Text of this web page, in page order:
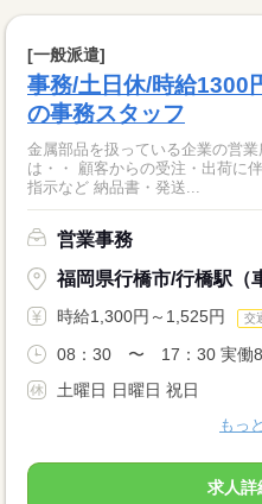
[一般派遣]
事務/土日休/時給1300
の事務スタッフ
金属部品を扱っている企業の営
は・・ 顧客からの受注・出荷に
指示など 納品書・発送...
営業事務
福岡県行橋市/行橋駅（
時給1,300円～1,525円 交
08：30 〜 17：30 実働
土曜日 日曜日 祝日
もっ
求人詳